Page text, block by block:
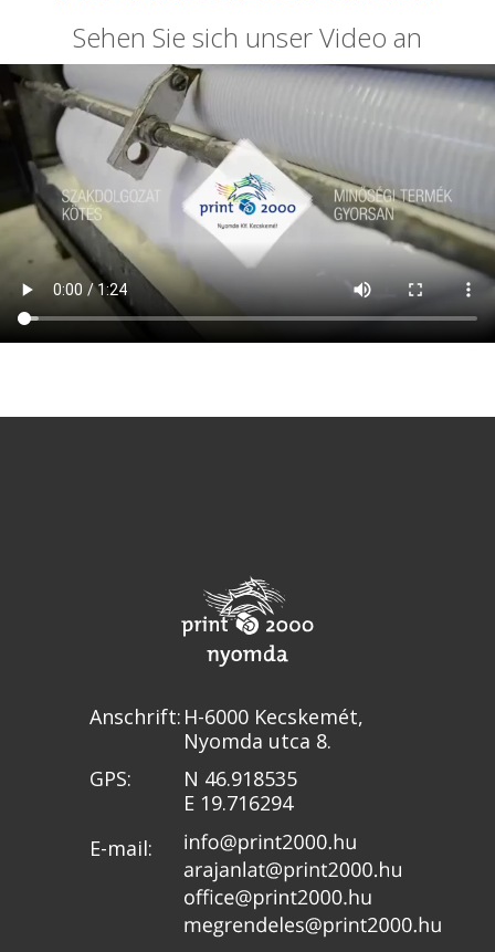
Sehen Sie sich unser Video an
Anschrift: H-6000 Kecskemét,
Nyomda utca 8.
GPS:
N 46.918535
E 19.716294
E-mail: